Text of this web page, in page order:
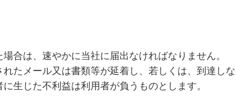
合は、速やかに当社に届出なければなりません。
たメール又は書類等が延着し、若しくは、到達し
生じた不利益は利用者が負うものとします。